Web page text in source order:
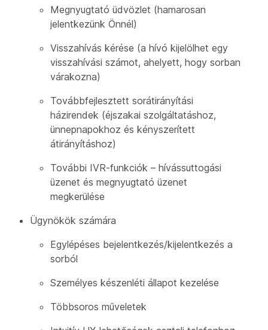
Megnyugtató üdvözlet (hamarosan
jelentkezünk Önnél)
Visszahívás kérése (a hívó kijelölhet egy
visszahívási számot, ahelyett, hogy sorban
várakozna)
Továbbfejlesztett sorátirányítási
házirendek (éjszakai szolgáltatáshoz,
ünnepnapokhoz és kényszerített
átirányításhoz)
További IVR-funkciók – hívássuttogási
üzenet és megnyugtató üzenet
megkerülése
Ügynökök számára
Egylépéses bejelentkezés/kijelentkezés a
sorból
Személyes készenléti állapot kezelése
Többsoros műveletek